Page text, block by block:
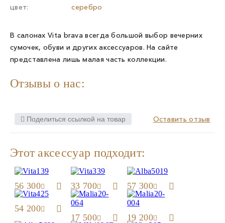
цвет:
серебро
В салонах Vita brava всегда большой выбор вечерних
сумочек, обуви и других аксессуаров. На сайте
представлена лишь малая часть коллекции.
Отзывы о нас:
Поделиться ссылкой на товар Оставить отзыв
Этот аксессуар подходит:
56 300 33 700 57 300
54 200
17 500
19 200